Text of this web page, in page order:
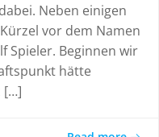
Neben einigen
vor dem Namen
Spieler. Beginnen wir
hätte
[…]